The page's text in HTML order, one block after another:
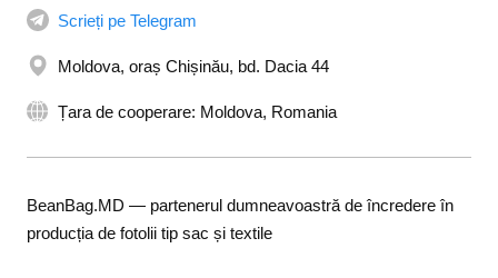
Scrieți pe Telegram
Moldova, oraș Chișinău, bd. Dacia 44
Țara de cooperare: Moldova, Romania
BeanBag.MD — partenerul dumneavoastră de încredere în
producția de fotolii tip sac și textile